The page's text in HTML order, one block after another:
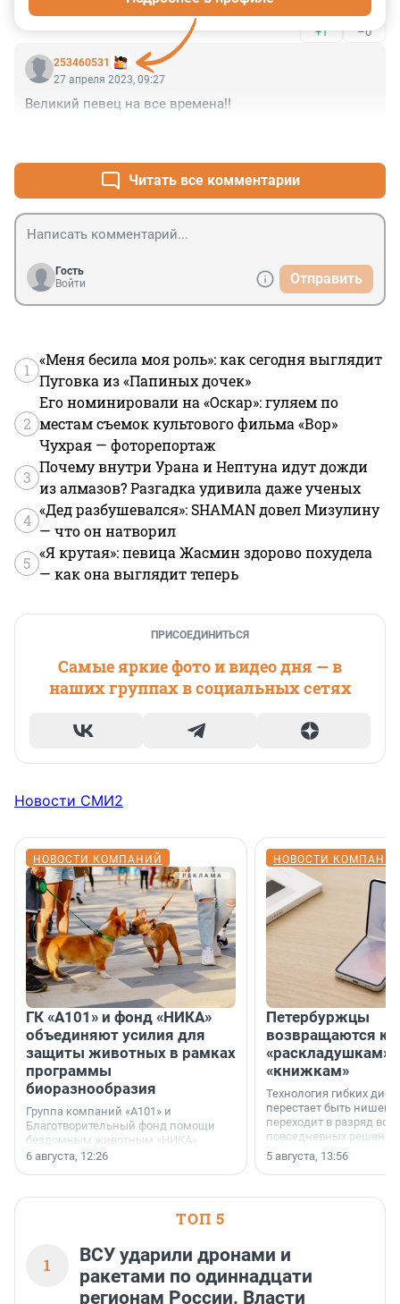
+1 –0
253460531
27 апреля 2023, 09:27
Великий певец на все времена!!
Читать все комментарии
Гость
Войти
Отправить
1
«Меня бесила моя роль»: как сегодня выглядит
Пуговка из «Папиных дочек»
2
Его номинировали на «Оскар»: гуляем по
местам съемок культового фильма «Вор»
Чухрая — фоторепортаж
3
Почему внутри Урана и Нептуна идут дожди
из алмазов? Разгадка удивила даже ученых
4
«Дед разбушевался»: SHAMAN довел Мизулину
— что он натворил
5
«Я крутая»: певица Жасмин здорово похудела
— как она выглядит теперь
ПРИСОЕДИНИТЬСЯ
Самые яркие фото и видео дня — в
наших группах в социальных сетях
Новости СМИ2
НОВОСТИ КОМПАНИЙ
ГК «А101» и фонд «НИКА»
объединяют усилия для
защиты животных в рамках
программы
биоразнообразия
Группа компаний «А101» и
Благотворительный фонд помощи
бездомным животным «НИКА»
заключили соглашение о
6 августа, 12:26
НОВОСТИ
Петербуржцы
возвращаются к
«раскладушкам»
«книжкам»
Технология гибких
перестает быть
переходит в разряд
повседневных
5 августа, 13:56
ТОП 5
1
ВСУ ударили дронами и
ракетами по одиннадцати
регионам России. Власти